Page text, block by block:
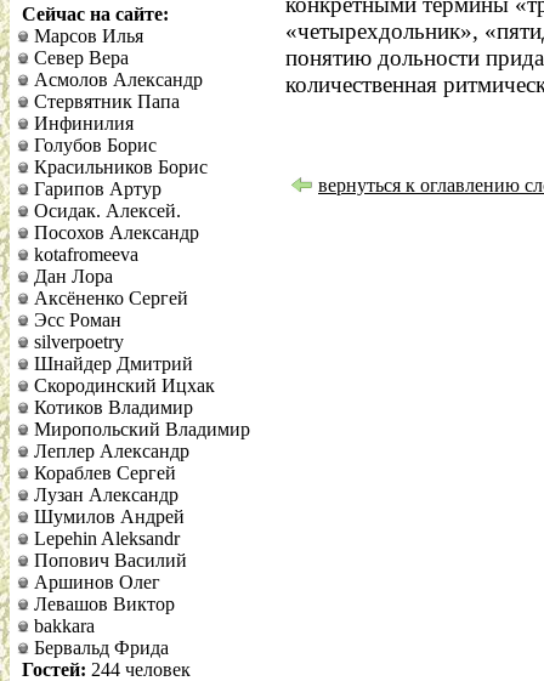
Сейчас на сайте:
Марсов Илья
Север Вера
Асмолов Александр
Стервятник Папа
Инфинилия
Голубов Борис
Красильников Борис
Гарипов Артур
Осидак. Алексей.
Посохов Александр
kotafromeeva
Дан Лора
Аксёненко Сергей
Эсс Роман
silverpoetry
Шнайдер Дмитрий
Скородинский Ицхак
Котиков Владимир
Миропольский Владимир
Леплер Александр
Кораблев Сергей
Лузан Александр
Шумилов Андрей
Lepehin Aleksandr
Попович Василий
Аршинов Олег
Левашов Виктор
bakkara
Бервальд Фрида
Гостей: 244 человек
«четырехдольник»,
понятию дольности
количественная
вернуться к оглавлению